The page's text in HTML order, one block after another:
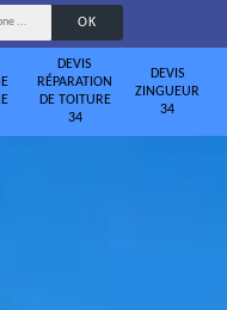
DEVIS
RÉPARATION
DE TOITURE
34
DEVIS
ZINGUEUR
34